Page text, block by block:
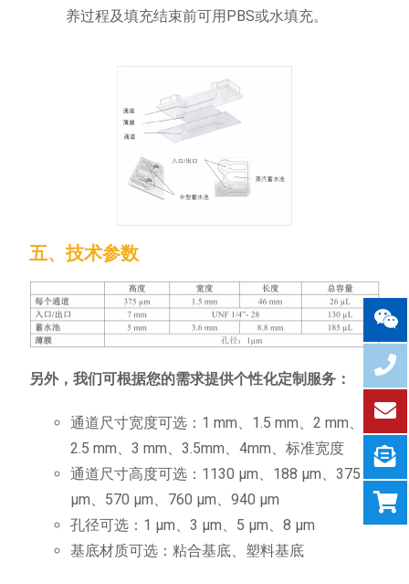
养过程及填充结束前可用PBS或水填充。
五、技术参数
另外，我们可根据您的需求提供个性化定制服务：
通道尺寸宽度可选：1 mm、1.5 mm、2 mm、
2.5 mm、3 mm、3.5mm、4mm、标准宽度
通道尺寸高度可选：1130 µm、188 µm、375
µm、570 µm、760 µm、940 µm
孔径可选：1 µm、3 µm、5 µm、8 µm
基底材质可选：粘合基底、塑料基底